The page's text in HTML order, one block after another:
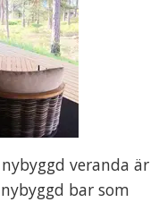
veranda är
bar som